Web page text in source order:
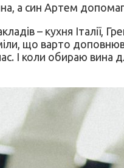
а син Артем
– кухня
що варто
І коли обираю